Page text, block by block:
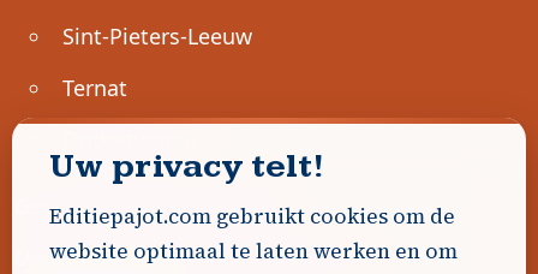
Sint-Pieters-Leeuw
Ternat
Geen advertenties gevonden.
Uw advertentie hier? Contacteer ons!
Uw privacy telt!
Editiepajot.com gebruikt cookies om de
website optimaal te laten werken en om